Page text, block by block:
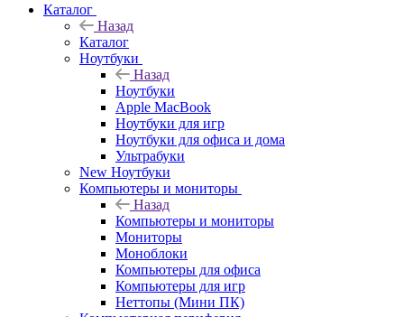
Каталог
Назад
Каталог
Ноутбуки
Назад
Ноутбуки
Apple MacBook
Ноутбуки для игр
Ноутбуки для офиса и дома
Ультрабуки
New Ноутбуки
Компьютеры и мониторы
Назад
Компьютеры и мониторы
Мониторы
Моноблоки
Компьютеры для офиса
Компьютеры для игр
Неттопы (Мини ПК)